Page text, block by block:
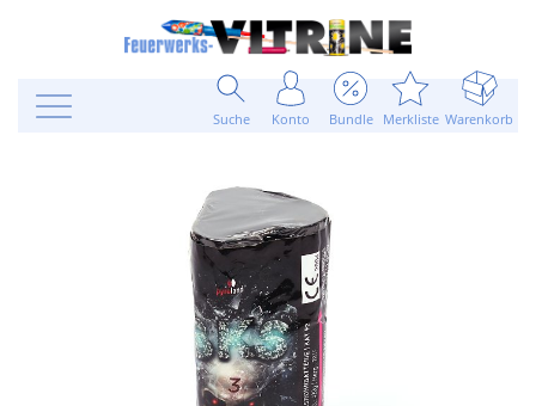
Suche Konto Bundle Merkliste Warenkorb